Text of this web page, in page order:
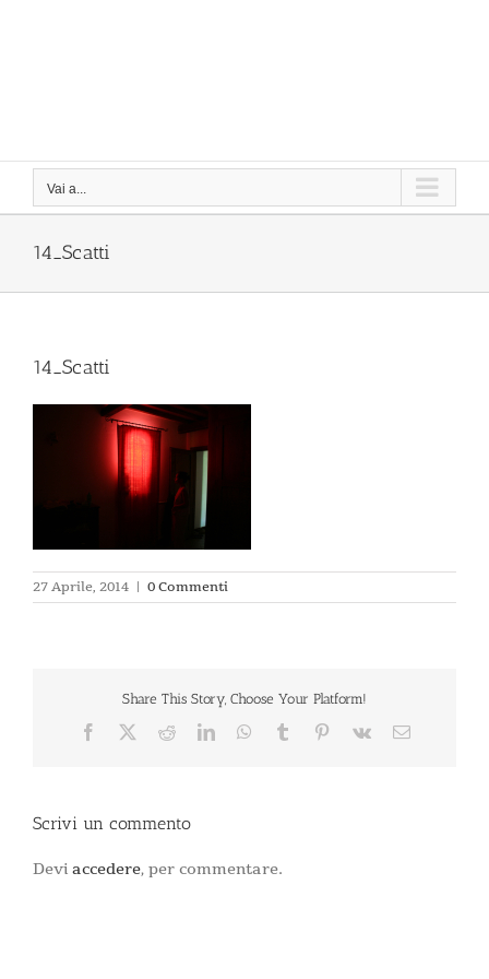
Vai a...
14_Scatti
14_Scatti
27 Aprile, 2014 | 0 Commenti
Share This Story, Choose Your Platform!
Facebook RedditLinkedInWhatsApp
Tumblr Pinterest
Vk Email
Scrivi un commento
Devi accedere, per commentare.